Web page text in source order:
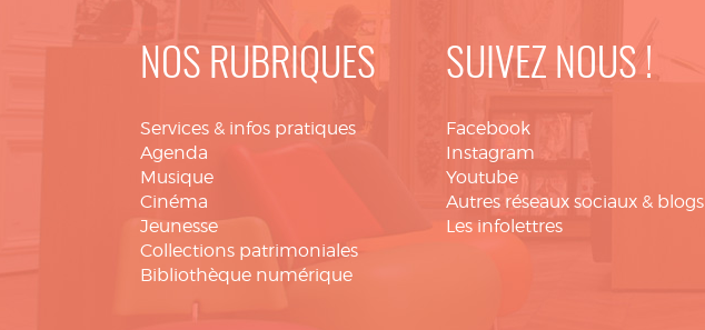
NOS RUBRIQUES
Services & infos pratiques
Agenda
Musique
Cinéma
Jeunesse
Collections patrimoniales
Bibliothèque numérique
SUIVEZ NOUS !
Facebook
Instagram
Youtube
Autres réseaux sociaux & blogs
Les infolettres